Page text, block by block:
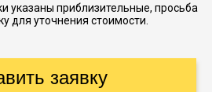
указаны приблизительные, просьба
для уточнения стоимости.